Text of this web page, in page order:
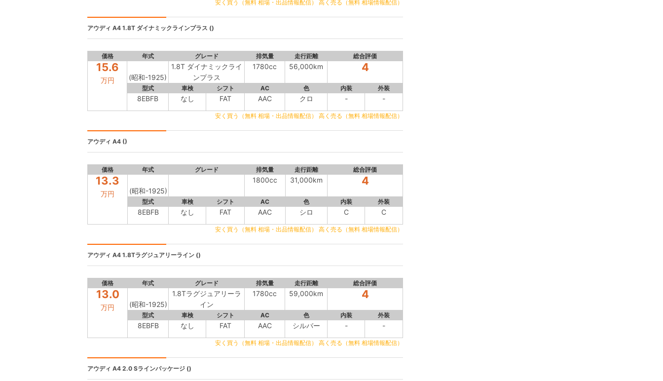
安く買う（無料 相場・出品情報配信） 高く売る（無料 相場情報配信）
アウディ A4 1.8T ダイナミックラインプラス ()
価格 年式 グレード 排気量 走行距離 総合評価
15.6
万円 (昭和-1925)
1.8T ダイナミックライ
ンプラス
1780cc 56,000km 4
型式 車検 シフト AC 色 内装 外装
8EBFB なし FAT AAC クロ - -
安く買う（無料 相場・出品情報配信） 高く売る（無料 相場情報配信）
アウディ A4 ()
価格 年式 グレード 排気量 走行距離 総合評価
13.3
万円 (昭和-1925)
1800cc 31,000km 4
型式 車検 シフト AC 色 内装 外装
8EBFB なし FAT AAC シロ C C
安く買う（無料 相場・出品情報配信） 高く売る（無料 相場情報配信）
アウディ A4 1.8Tラグジュアリーライン ()
価格 年式 グレード 排気量 走行距離 総合評価
13.0
万円 (昭和-1925)
1.8Tラグジュアリーラ
イン
1780cc 59,000km 4
型式 車検 シフト AC 色 内装 外装
8EBFB なし FAT AAC シルバー - -
安く買う（無料 相場・出品情報配信） 高く売る（無料 相場情報配信）
アウディ A4 2.0 Sラインパッケージ ()